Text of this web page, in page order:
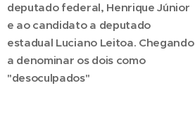
deputado federal, Henrique Júnior
e ao candidato a deputado
estadual Luciano Leitoa. Chegando
a denominar os dois como
"desoculpados"